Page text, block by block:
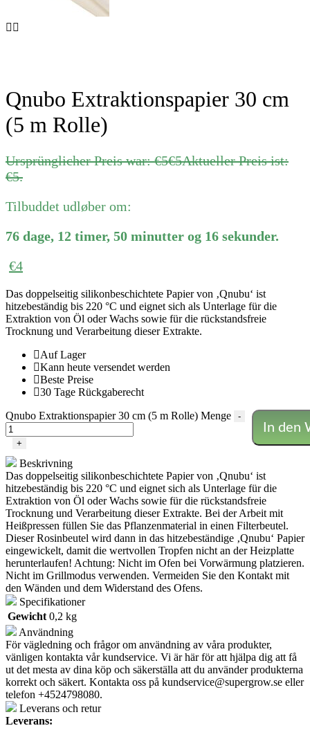
Qnubo Extraktionspapier 30 cm
(5 m Rolle)
Ursprünglicher Preis war: €5€5Aktueller Preis ist:
€5.
Tilbuddet udløber om:
76 dage, 12 timer, 50 minutter og 16 sekunder.
€4
Das doppelseitig silikonbeschichtete Papier von ‚Qnubu‘ ist
hitzebeständig bis 220 °C und eignet sich als Unterlage für die
Extraktion von Öl oder Wachs sowie für die rückstandsfreie
Trocknung und Verarbeitung dieser Extrakte.
Auf Lager
Kann heute versendet werden
Beste Preise
30 Tage Rückgaberecht
Qnubo Extraktionspapier 30 cm (5 m Rolle) Menge
-
+
In den
Beskrivning
Das doppelseitig silikonbeschichtete Papier von ‚Qnubu‘ ist
hitzebeständig bis 220 °C und eignet sich als Unterlage für die
Extraktion von Öl oder Wachs sowie für die rückstandsfreie
Trocknung und Verarbeitung dieser Extrakte. Bei der Arbeit mit
Heißpressen füllen Sie das Pflanzenmaterial in einen Filterbeutel.
Dieser Rosinbeutel wird dann in das hitzebeständige ‚Qnubu‘ Papier
eingewickelt, damit die wertvollen Tropfen nicht an der Heizplatte
herunterlaufen! Achtung: Nicht im Ofen bei Vorwärmung platzieren.
Nicht im Grillmodus verwenden. Vermeiden Sie den Kontakt mit
den Wänden und dem Widerstand des Ofens.
Specifikationer
Gewicht 0,2 kg
Användning
För vägledning och frågor om användning av våra produkter,
vänligen kontakta vår kundservice. Vi är här för att hjälpa dig att få
ut det mesta av dina köp och säkerställa att du använder produkterna
korrekt och säkert. Kontakta oss på kundservice@supergrow.se eller
telefon +4524798080.
Leverans och retur
Leverans: